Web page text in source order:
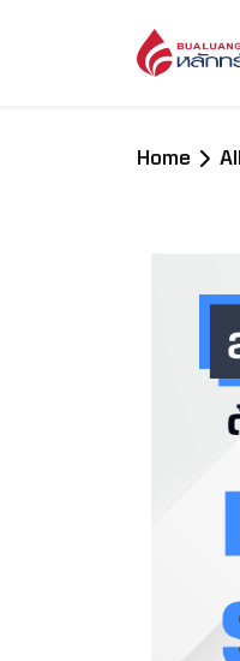
Home